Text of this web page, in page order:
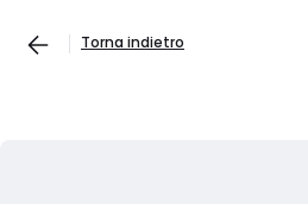
Torna indietro